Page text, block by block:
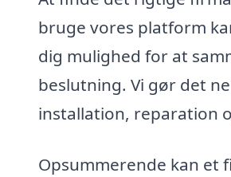
bruge vores platform
dig mulighed for at
beslutning. Vi gør det
installation, reparation
Opsummerende kan et